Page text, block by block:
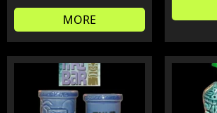
MORE